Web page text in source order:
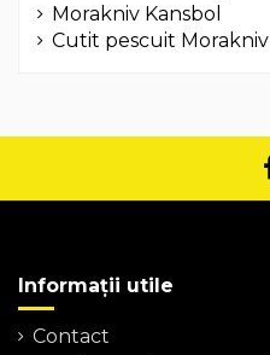
Morakniv Kansbol
Cutit pescuit Morakniv
Informații utile
Contact